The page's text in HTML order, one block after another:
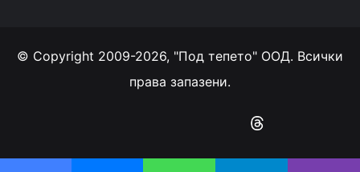
© Copyright 2009-2026, "Под тепето" ООД. Всички
права запазени.
Instagram
RSS